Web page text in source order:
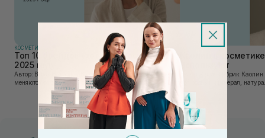
КОСМЕТИКА
Топ 10 брендов уходовой косметики в
2025 году
Автор: Вика Нагорная В современном мире, где тренды
меняются со скоростью света, а рынок популярной
косметики переполнен новыми предложениями, выбор
средства для ухода становится настоящим вызовом....
КОСМЕТИКА
Каолин в
используют
Автор: Юлия Цебрик Каолин в косметологии – это
природный минерал,
головы, благодаря